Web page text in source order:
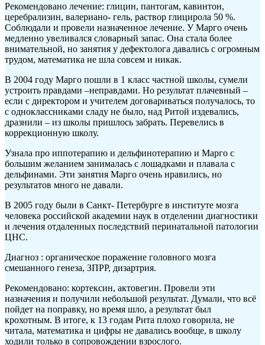
Рекомендовано лечение: глицин, пантогам, кавинтон,
церебрализин, валериано- гель, раствор глицирола 50 %.
Соблюдали и провели назначенное лечение. У Марго очень
медленно увеливался словарный запас. Она стала более
внимательной, но занятия у дефектолога давались с огромным
трудом, математика не шла совсем и никак.
В 2004 году Марго пошли в 1 класс частной школы, сумели
устроить правдами –неправдами. Но результат плачевный –
если с директором и учителем договариваться получалось, то
с одноклассниками сладу не было, над Ритой издевались,
дразнили – из школы пришлось забрать. Перевелись в
коррекционную школу.
Узнала про иппотерапию и дельфинотерапию и Марго с
большим желанием занималась с лошадками и плавала с
дельфинами. Эти занятия Марго очень нравились, но
результатов много не давали.
В 2005 году были в Санкт- Петербурге в институте мозга
человека российской академии наук в отделении диагностики
и лечения отдаленных последствий перинатальной патологии
ЦНС.
Диагноз : органическое поражение головного мозга
смешанного генеза, ЗПРР, дизартрия.
Рекомендовано: кортексин, актовегин. Провели эти
назначения и получили небольшой результат. Думали, что всё
пойдет на поправку, но время шло, а результат был
крохотным. В итоге, к 13 годам Рита плохо говорила, не
читала, математика и цифры не давались вообще, в школу
ходили только в сопровождении взрослого.